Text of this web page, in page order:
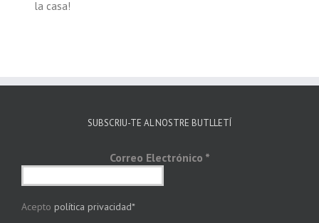
la casa!
SUBSCRIU-TE AL NOSTRE BUTLLETÍ
Correo Electrónico *
Acepto política privacidad*